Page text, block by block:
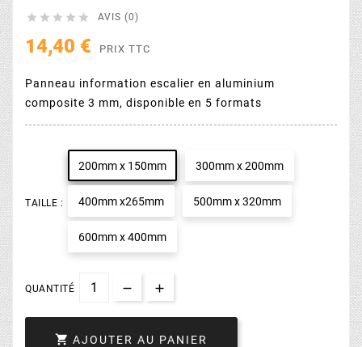
     AVIS (0)
14,40 € PRIX TTC
Panneau information escalier en aluminium
composite 3 mm, disponible en 5 formats
TAILLE :
200mm x 150mm 300mm x 200mm
400mm x265mm 500mm x 320mm
600mm x 400mm
QUANTITÉ
 AJOUTER AU PANIER